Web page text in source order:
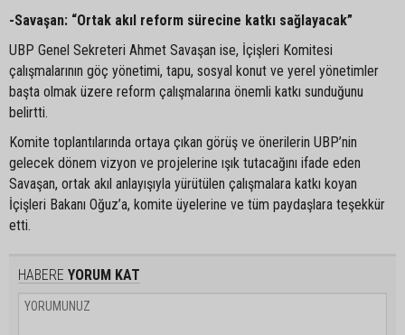
-Savaşan: “Ortak akıl reform sürecine katkı sağlayacak”
UBP Genel Sekreteri Ahmet Savaşan ise, İçişleri Komitesi
çalışmalarının göç yönetimi, tapu, sosyal konut ve yerel yönetimler
başta olmak üzere reform çalışmalarına önemli katkı sunduğunu
belirtti.
Komite toplantılarında ortaya çıkan görüş ve önerilerin UBP’nin
gelecek dönem vizyon ve projelerine ışık tutacağını ifade eden
Savaşan, ortak akıl anlayışıyla yürütülen çalışmalara katkı koyan
İçişleri Bakanı Oğuz’a, komite üyelerine ve tüm paydaşlara teşekkür
etti.
HABERE YORUM KAT